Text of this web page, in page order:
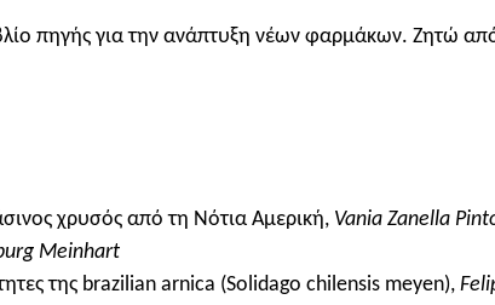
πηγής για την ανάπτυξη νέων φαρμάκων. Ζητώ
χρυσός από τη Νότια Αμερική, Vania Zanella
Meinhart
της brazilian arnica (Solidago chilensis meyen),